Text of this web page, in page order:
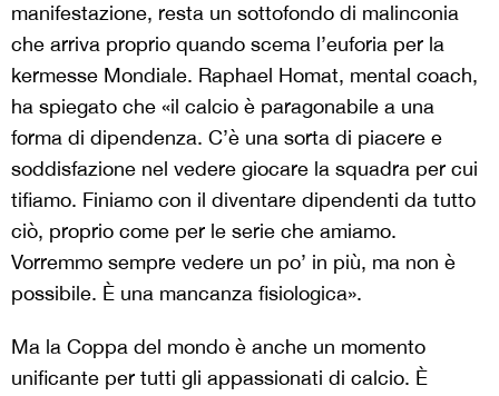
manifestazione, resta un sottofondo di malinconia
che arriva proprio quando scema l’euforia per la
kermesse Mondiale. Raphael Homat, mental coach,
ha spiegato che «il calcio è paragonabile a una
forma di dipendenza. C’è una sorta di piacere e
soddisfazione nel vedere giocare la squadra per cui
tifiamo. Finiamo con il diventare dipendenti da tutto
ciò, proprio come per le serie che amiamo.
Vorremmo sempre vedere un po’ in più, ma non è
possibile. È una mancanza fisiologica».
Ma la Coppa del mondo è anche un momento
unificante per tutti gli appassionati di calcio. È